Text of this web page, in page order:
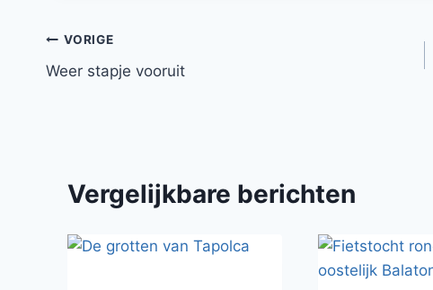
Bericht
navigatie
VORIGE
Weer stapje vooruit
Vergelijkbare berichten